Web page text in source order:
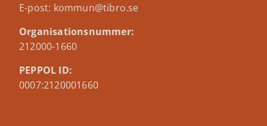
E-post: kommun@tibro.se
Organisationsnummer:
212000-1660
PEPPOL ID:
0007:2120001660